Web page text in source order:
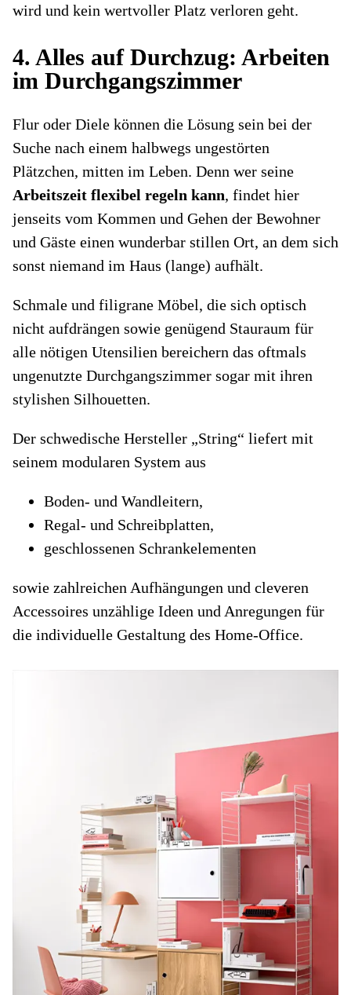
wird und kein wertvoller Platz verloren geht.
4. Alles auf Durchzug: Arbeiten
im Durchgangszimmer
Flur oder Diele können die Lösung sein bei der
Suche nach einem halbwegs ungestörten
Plätzchen, mitten im Leben. Denn wer seine
Arbeitszeit flexibel regeln kann, findet hier
jenseits vom Kommen und Gehen der Bewohner
und Gäste einen wunderbar stillen Ort, an dem sich
sonst niemand im Haus (lange) aufhält.
Schmale und filigrane Möbel, die sich optisch
nicht aufdrängen sowie genügend Stauraum für
alle nötigen Utensilien bereichern das oftmals
ungenutzte Durchgangszimmer sogar mit ihren
stylishen Silhouetten.
Der schwedische Hersteller „String“ liefert mit
seinem modularen System aus
Boden- und Wandleitern,
Regal- und Schreibplatten,
geschlossenen Schrankelementen
sowie zahlreichen Aufhängungen und cleveren
Accessoires unzählige Ideen und Anregungen für
die individuelle Gestaltung des Home-Office.